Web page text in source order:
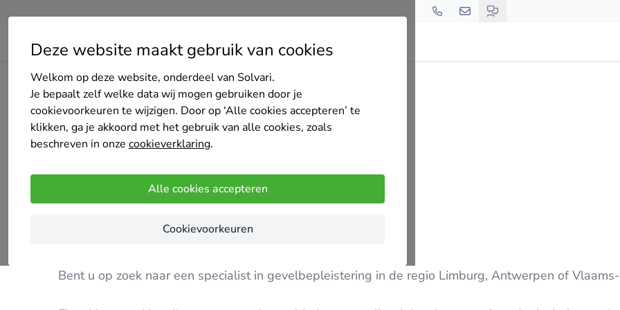
Deze website maakt gebruik van cookies
Welkom op deze website, onderdeel van Solvari.
Je bepaalt zelf welke data wij mogen gebruiken door je
cookievoorkeuren te wijzigen. Door op ‘Alle cookies accepteren’ te
klikken, ga je akkoord met het gebruik van alle cookies, zoals
beschreven in onze cookieverklaring.
Alle cookies accepteren
Cookievoorkeuren
Home Bedrijven overzicht Finnal BV
Premium partner
(5 reviews)
Bent u op zoek naar een specialist in gevelbepleistering in de regio Limburg, Antwerpen of